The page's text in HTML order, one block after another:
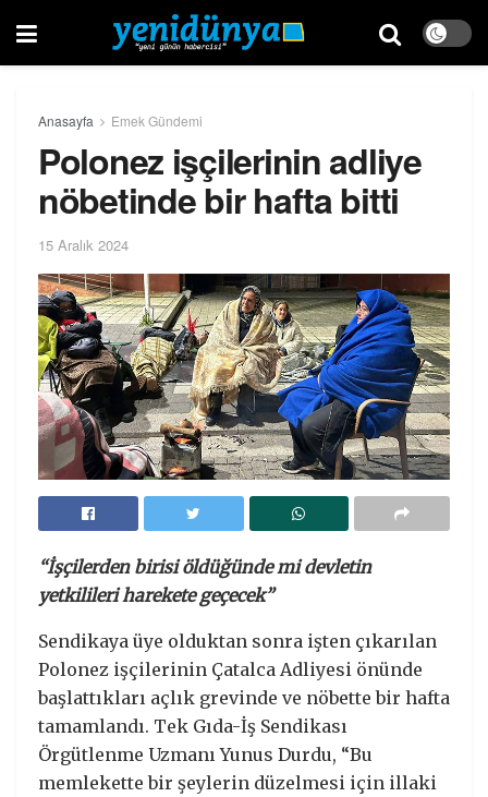
Anasayfa Emek Gündemi
Polonez işçilerinin adliye
nöbetinde bir hafta bitti
15 Aralık 2024
“İşçilerden birisi öldüğünde mi devletin
yetkilileri harekete geçecek”
Sendikaya üye olduktan sonra işten çıkarılan
Polonez işçilerinin Çatalca Adliyesi önünde
başlattıkları açlık grevinde ve nöbette bir hafta
tamamlandı. Tek Gıda-İş Sendikası
Örgütlenme Uzmanı Yunus Durdu, “Bu
memlekette bir şeylerin düzelmesi için illaki